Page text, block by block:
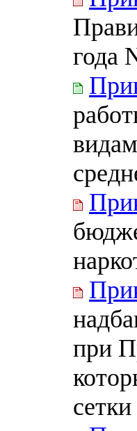
года
при